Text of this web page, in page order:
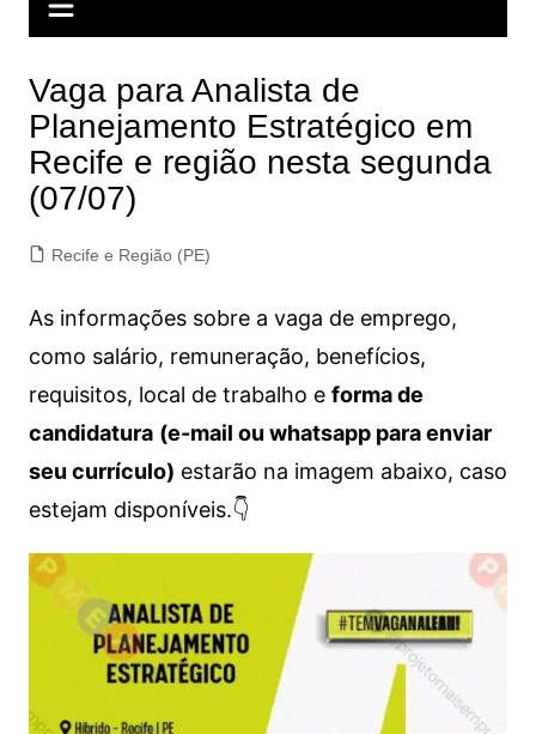
Vaga para Analista de
Planejamento Estratégico em
Recife e região nesta segunda
(07/07)
Recife e Região (PE)
As informações sobre a vaga de emprego,
como salário, remuneração, benefícios,
requisitos, local de trabalho e forma de
candidatura (e-mail ou whatsapp para enviar
seu currículo) estarão na imagem abaixo, caso
estejam disponíveis.👇